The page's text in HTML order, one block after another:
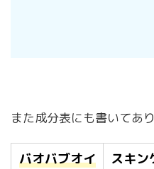
また成分表にも書いてあり
バオバブオイ
スキン